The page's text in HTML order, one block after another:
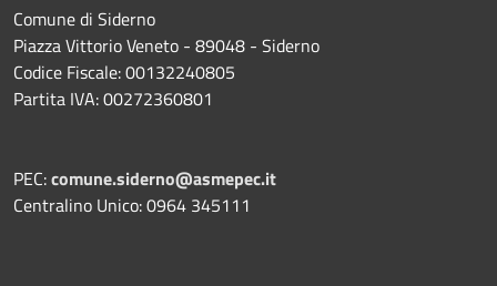
Comune di Siderno
Piazza Vittorio Veneto - 89048 - Siderno
Codice Fiscale: 00132240805
Partita IVA: 00272360801
PEC:comune.siderno@asmepec.it
Centralino Unico: 0964 345111